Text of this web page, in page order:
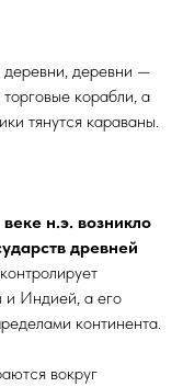
деревни —
корабли, а
тянутся караваны.
веке н.э. возникло
древней
и Индией, а его
континента.
вокруг